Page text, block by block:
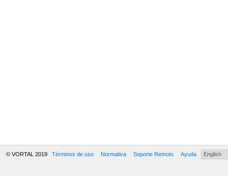
© VORTAL 2019 Términos de uso Normativa Soporte Remoto Ayuda